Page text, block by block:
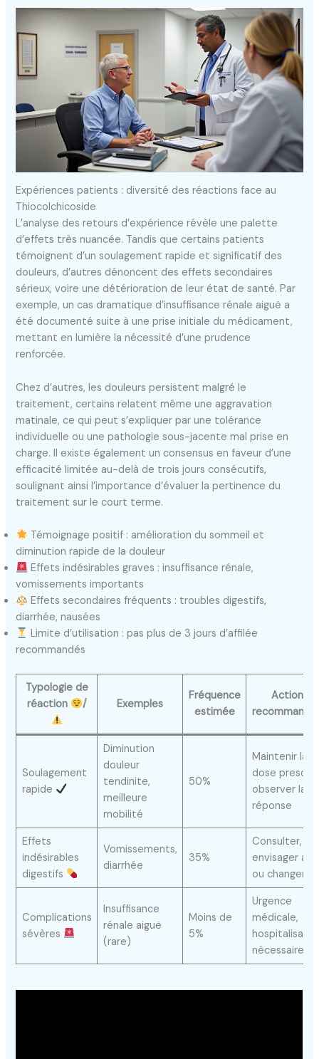
Expériences patients : diversité des réactions face au
Thiocolchicoside
L’analyse des retours d’expérience révèle une palette
d’effets très nuancée. Tandis que certains patients
témoignent d’un soulagement rapide et significatif des
douleurs, d’autres dénoncent des effets secondaires
sérieux, voire une détérioration de leur état de santé. Par
exemple, un cas dramatique d’insuffisance rénale aiguë a
été documenté suite à une prise initiale du médicament,
mettant en lumière la nécessité d’une prudence
renforcée.
Chez d’autres, les douleurs persistent malgré le
traitement, certains relatent même une aggravation
matinale, ce qui peut s’expliquer par une tolérance
individuelle ou une pathologie sous-jacente mal prise en
charge. Il existe également un consensus en faveur d’une
efficacité limitée au-delà de trois jours consécutifs,
soulignant ainsi l’importance d’évaluer la pertinence du
traitement sur le court terme.
Témoignage positif : amélioration du sommeil et
diminution rapide de la douleur
Effets indésirables graves : insuffisance rénale,
vomissements importants
Effets secondaires fréquents : troubles digestifs,
diarrhée, nausées
Limite d’utilisation : pas plus de 3 jours d’affilée
recommandés
Typologie de
réaction
/ Exemples
Fréquence
estimée
Actions
Soulagement
rapide
Diminution
douleur
tendinite,
meilleure
mobilité
50%
Maintenir la
dose
observer la
réponse
Effets
indésirables
digestifs
Vomissements,
diarrhée
35%
Consulter,
envisager
ou
Complications
sévères
Insuffisance
rénale aiguë
(rare)
Moins de
5%
Urgence
médicale,
nécessaire